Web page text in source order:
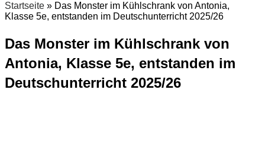
Startseite » Das Monster im Kühlschrank von Antonia,
Klasse 5e, entstanden im Deutschunterricht 2025/26
Das Monster im Kühlschrank von
Antonia, Klasse 5e, entstanden im
Deutschunterricht 2025/26